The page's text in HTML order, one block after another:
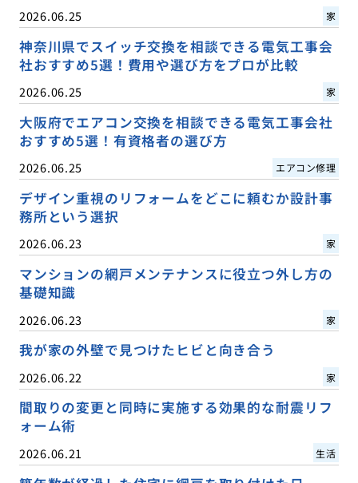
2026.06.25 家
神奈川県でスイッチ交換を相談できる電気工事会
社おすすめ5選！費用や選び方をプロが比較
2026.06.25 家
大阪府でエアコン交換を相談できる電気工事会社
おすすめ5選！有資格者の選び方
2026.06.25 エアコン修理
デザイン重視のリフォームをどこに頼むか設計事
務所という選択
2026.06.23 家
マンションの網戸メンテナンスに役立つ外し方の
基礎知識
2026.06.23 家
我が家の外壁で見つけたヒビと向き合う
2026.06.22 家
間取りの変更と同時に実施する効果的な耐震リフ
ォーム術
2026.06.21 生活